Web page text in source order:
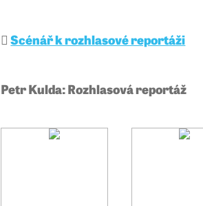
Scénář k rozhlasové reportáži
Petr Kulda: Rozhlasová reportáž